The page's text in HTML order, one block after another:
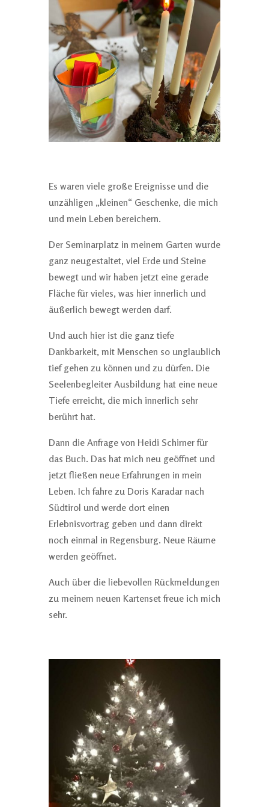
Es waren viele große Ereignisse und die
unzähligen „kleinen“ Geschenke, die mich
und mein Leben bereichern.
Der Seminarplatz in meinem Garten wurde
ganz neugestaltet, viel Erde und Steine
bewegt und wir haben jetzt eine gerade
Fläche für vieles, was hier innerlich und
äußerlich bewegt werden darf.
Und auch hier ist die ganz tiefe
Dankbarkeit, mit Menschen so unglaublich
tief gehen zu können und zu dürfen. Die
Seelenbegleiter Ausbildung hat eine neue
Tiefe erreicht, die mich innerlich sehr
berührt hat.
Dann die Anfrage von Heidi Schirner für
das Buch. Das hat mich neu geöffnet und
jetzt fließen neue Erfahrungen in mein
Leben. Ich fahre zu Doris Karadar nach
Südtirol und werde dort einen
Erlebnisvortrag geben und dann direkt
noch einmal in Regensburg. Neue Räume
werden geöffnet.
Auch über die liebevollen Rückmeldungen
zu meinem neuen Kartenset freue ich mich
sehr.